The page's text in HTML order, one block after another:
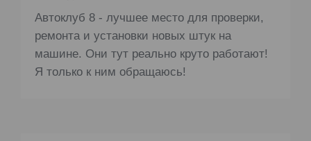
Автоклуб 8 - лучшее место для проверки,
ремонта и установки новых штук на
машине. Они тут реально круто работают!
Я только к ним обращаюсь!